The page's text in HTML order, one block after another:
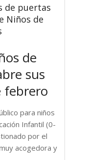
de puertas
Niños de
de
sus
febrero
para niños
Infantil (0-
por el
acogedora y